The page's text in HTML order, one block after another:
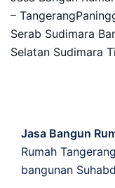
–
Serab Sudimara
Selatan Sudimara
Jasa Bangun
Rumah
bangunan